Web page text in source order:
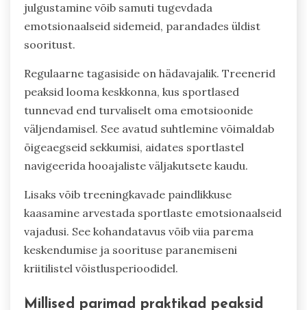
julgustamine võib samuti tugevdada
emotsionaalseid sidemeid, parandades üldist
sooritust.
Regulaarne tagasiside on hädavajalik. Treenerid
peaksid looma keskkonna, kus sportlased
tunnevad end turvaliselt oma emotsioonide
väljendamisel. See avatud suhtlemine võimaldab
õigeaegseid sekkumisi, aidates sportlastel
navigeerida hooajaliste väljakutsete kaudu.
Lisaks võib treeningkavade paindlikkuse
kaasamine arvestada sportlaste emotsionaalseid
vajadusi. See kohandatavus võib viia parema
keskendumise ja soorituse paranemiseni
kriitilistel võistlusperioodidel.
Millised parimad praktikad peaksid